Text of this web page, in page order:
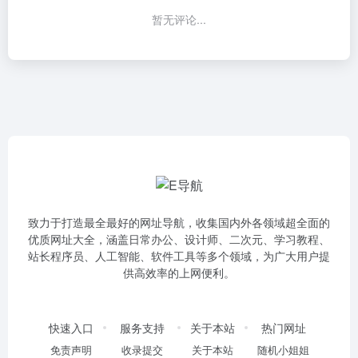
暂无评论...
致力于打造最全最好的网址导航，收集国内外各领域超全面的
优质网址大全，涵盖日常办公、设计师、二次元、学习教程、
站长程序员、人工智能、软件工具等多个领域，为广大用户提
供高效率的上网便利。
快速入口
免责声明
服务支持
收录提交
关于本站
关于本站
热门网址
随机小姐姐